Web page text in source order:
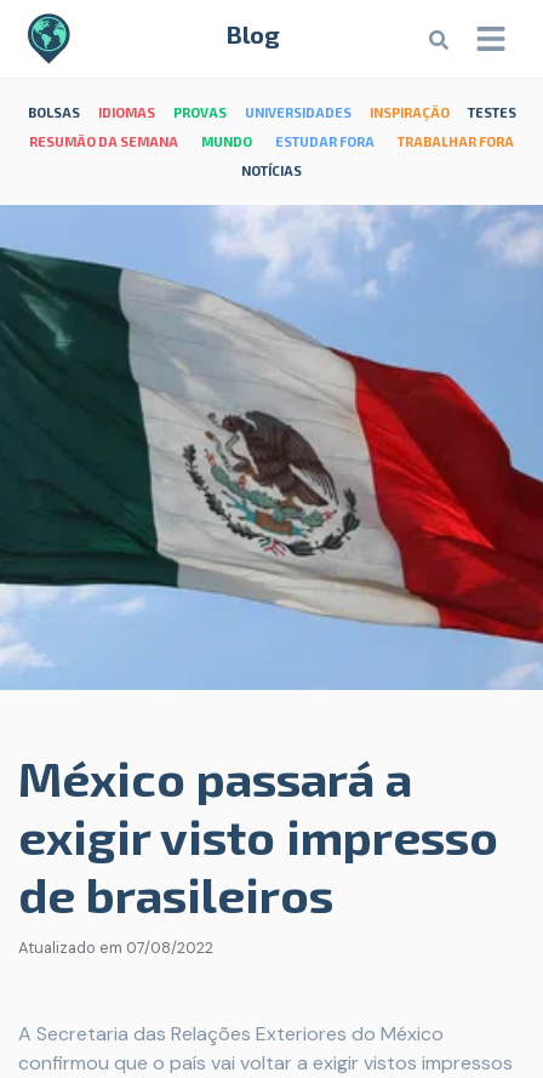
Blog
BOLSAS IDIOMAS PROVAS UNIVERSIDADES INSPIRAÇÃO
TESTES
RESUMÃO DA SEMANA
MUNDO ESTUDAR FORA
TRABALHAR FORA
NOTÍCIAS
México passará a
exigir visto impresso
de brasileiros
Atualizado em 07/08/2022
A Secretaria das Relações Exteriores do México
confirmou que o país vai voltar a exigir vistos impressos